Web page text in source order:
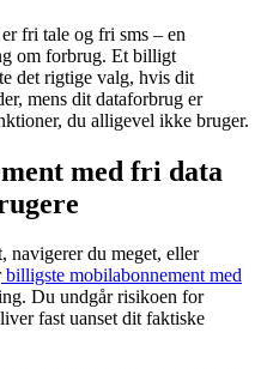
fri tale og fri sms – en
om forbrug. Et billigt
det rigtige valg, hvis dit
mens dit dataforbrug er
du alligevel ikke bruger.
med fri data
navigerer du meget, eller
billigste mobilabonnement med
Du undgår risikoen for
fast uanset dit faktiske